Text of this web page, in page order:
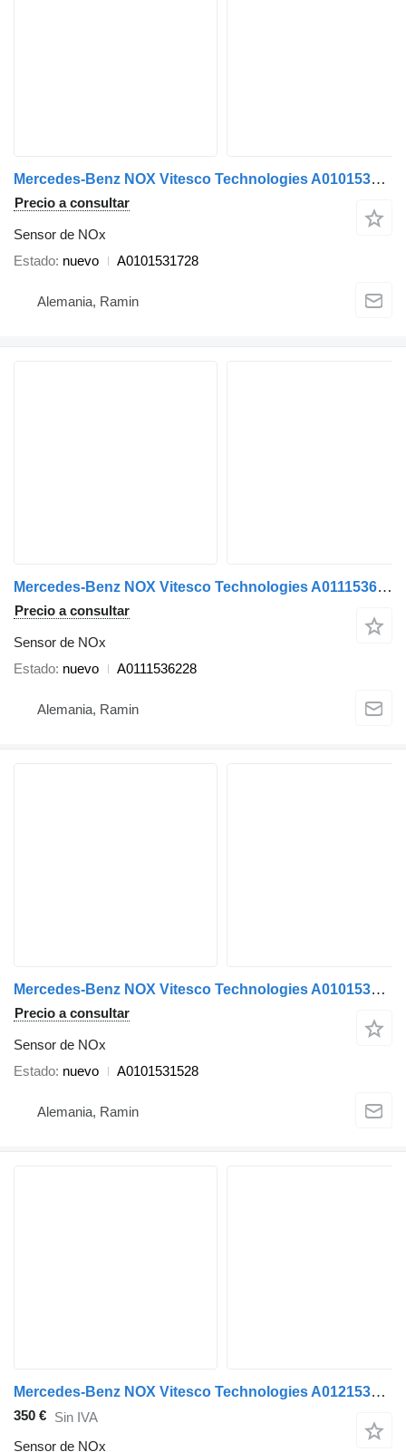
Mercedes-Benz NOX Vitesco Technologies A0101531728 sensor de NOx para Mercedes-Benz cabeza tractora
Precio a consultar
Sensor de NOx
Estado nuevo A0101531728
Alemania, Ramin
Mercedes-Benz NOX Vitesco Technologies A0111536228 sensor de NOx para Mercedes-Benz cabeza tractora
Precio a consultar
Sensor de NOx
Estado nuevo A0111536228
Alemania, Ramin
Mercedes-Benz NOX Vitesco Technologies A0101531528 sensor de NOx para Mercedes-Benz cabeza tractora
Precio a consultar
Sensor de NOx
Estado nuevo A0101531528
Alemania, Ramin
Mercedes-Benz NOX Vitesco Technologies A0121530828 sensor de NOx para Mercedes-Benz camión
350 € Sin IVA
Sensor de NOx